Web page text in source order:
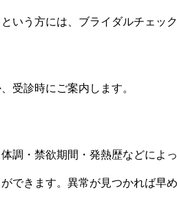
いう方には、ブライダルチェッ
受診時にご案内します。
調・禁欲期間・発熱歴などによ
ができます。異常が見つかれば早